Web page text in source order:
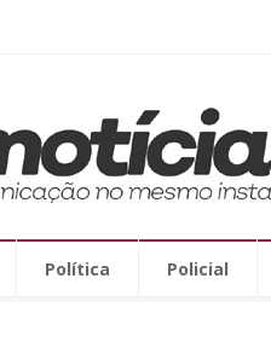
Política Policial